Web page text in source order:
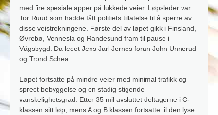
med fire spesialetapper på lukkede veier. Løpsleder var
Tor Ruud som hadde fått politiets tillatelse til å sperre av
disse veistrekningene. Første del av løpet gikk i Finsland,
Øvrebø, Vennesla og Randesund fram til pause i
Vågsbygd. Da ledet Jens Jarl Jernes foran John Unnerud
og Trond Schea.
Løpet fortsatte på mindre veier med minimal trafikk og
spredt bebyggelse og en stadig stigende
vanskelighetsgrad. Etter 35 mil avsluttet deltagerne i C-
klassen sitt løp, mens A og B klassen fortsatte til den lyse